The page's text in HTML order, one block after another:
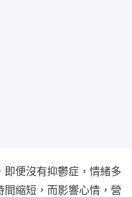
便沒有抑鬱症，情緒多
縮短，而影響心情，營